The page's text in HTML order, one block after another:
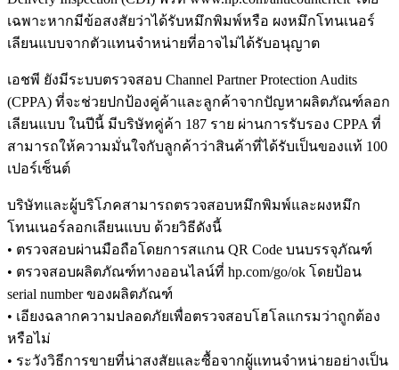
เฉพาะหากมีข้อสงสัยว่าได้รับหมึกพิมพ์หรือ ผงหมึกโทนเนอร์
เลียนแบบจากตัวแทนจำหน่ายที่อาจไม่ได้รับอนุญาต
เอชพี ยังมีระบบตรวจสอบ Channel Partner Protection Audits
(CPPA) ที่จะช่วยปกป้องคู่ค้าและลูกค้าจากปัญหาผลิตภัณฑ์ลอก
เลียนแบบ ในปีนี้ มีบริษัทคู่ค้า 187 ราย ผ่านการรับรอง CPPA ที่
สามารถให้ความมั่นใจกับลูกค้าว่าสินค้าที่ได้รับเป็นของแท้ 100
เปอร์เซ็นต์
บริษัทและผู้บริโภคสามารถตรวจสอบหมึกพิมพ์และผงหมึก
โทนเนอร์ลอกเลียนแบบ ด้วยวิธีดังนี้
• ตรวจสอบผ่านมือถือโดยการสแกน QR Code บนบรรจุภัณฑ์
• ตรวจสอบผลิตภัณฑ์ทางออนไลน์ที่ hp.com/go/ok โดยป้อน
serial number ของผลิตภัณฑ์
• เอียงฉลากความปลอดภัยเพื่อตรวจสอบโฮโลแกรมว่าถูกต้อง
หรือไม่
• ระวังวิธีการขายที่น่าสงสัยและซื้อจากผู้แทนจำหน่ายอย่างเป็น